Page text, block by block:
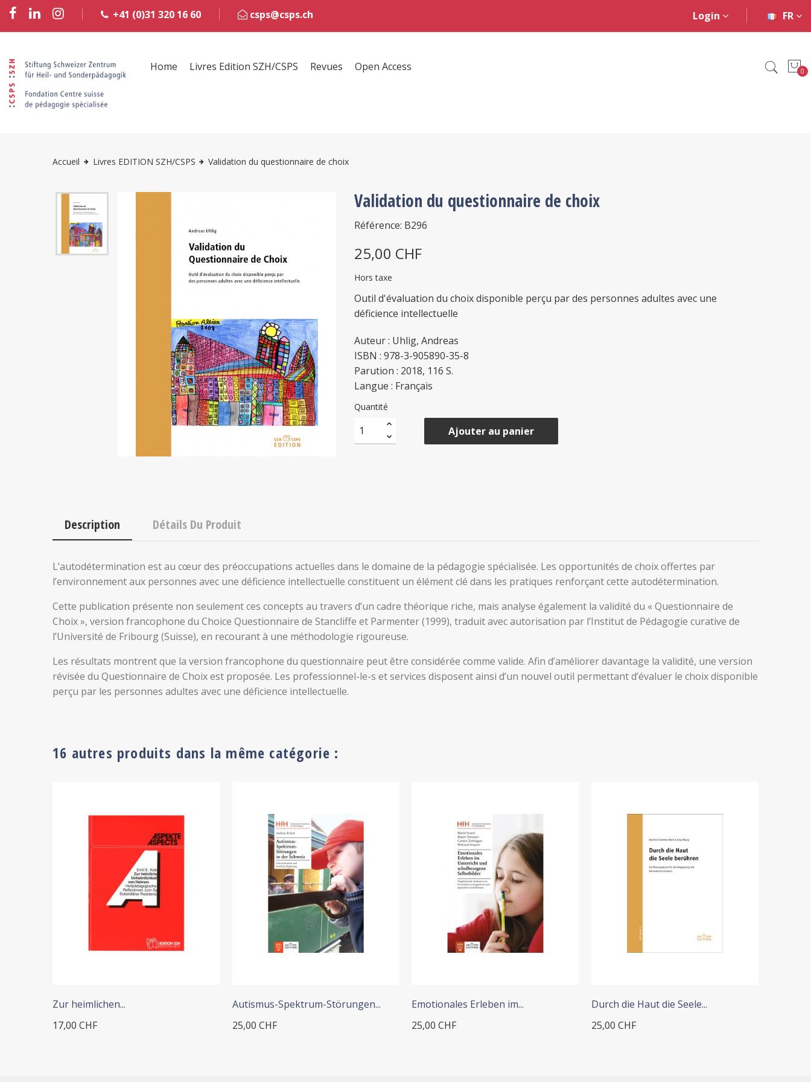
+41 (0)31 320 16 60 csps@csps.ch FR
Login
Home Livres Edition SZH/CSPS Revues Open Access 0
Accueil Livres EDITION SZH/CSPS Validation du questionnaire de choix
Validation du questionnaire de choix
Référence: B296
25,00 CHF
Hors taxe
Outil d'évaluation du choix disponible perçu par des personnes adultes avec une
déficience intellectuelle
Auteur : Uhlig, Andreas
ISBN : 978-3-905890-35-8
Parution : 2018, 116 S.
Langue : Français
Quantité
Ajouter au panier
Description Détails Du Produit
L’autodétermination est au cœur des préoccupations actuelles dans le domaine de la pédagogie spécialisée. Les opportunités de choix offertes par
l’environnement aux personnes avec une déficience intellectuelle constituent un élément clé dans les pratiques renforçant cette autodétermination.
Cette publication présente non seulement ces concepts au travers d’un cadre théorique riche, mais analyse également la validité du « Questionnaire de
Choix », version francophone du Choice Questionnaire de Stancliffe et Parmenter (1999), traduit avec autorisation par l’Institut de Pédagogie curative de
l’Université de Fribourg (Suisse), en recourant à une méthodologie rigoureuse.
Les résultats montrent que la version francophone du questionnaire peut être considérée comme valide. Afin d’améliorer davantage la validité, une version
révisée du Questionnaire de Choix est proposée. Les professionnel-le-s et services disposent ainsi d’un nouvel outil permettant d’évaluer le choix disponible
perçu par les personnes adultes avec une déficience intellectuelle.
16 autres produits dans la même catégorie :
Zur heimlichen...
17,00 CHF
Autismus-Spektrum-Störungen...
25,00 CHF
Emotionales Erleben im...
25,00 CHF
Durch die Haut die Seele...
25,00 CHF